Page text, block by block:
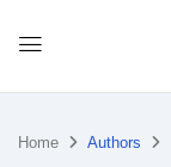
Home Authors